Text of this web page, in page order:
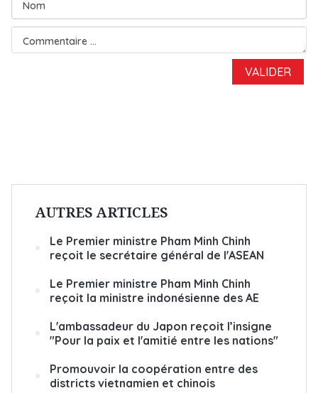
AUTRES ARTICLES
Le Premier ministre Pham Minh Chinh
reçoit le secrétaire général de l'ASEAN
Le Premier ministre Pham Minh Chinh
reçoit la ministre indonésienne des AE
L'ambassadeur du Japon reçoit l’insigne
"Pour la paix et l'amitié entre les nations"
Promouvoir la coopération entre des
districts vietnamien et chinois